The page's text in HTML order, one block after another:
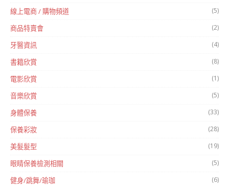
線上電商 / 購物頻道 (5)
商品特賣會 (2)
牙醫資訊 (4)
書籍欣賞 (8)
電影欣賞 (1)
音樂欣賞 (5)
身體保養 (33)
保養彩妝 (28)
美髮髮型 (19)
眼睛保養檢測相關 (5)
健身/跳舞/瑜珈 (6)